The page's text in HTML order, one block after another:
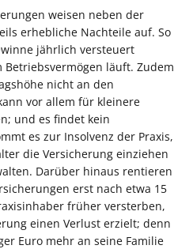
weisen neben der
erhebliche Nachteile auf. So
jährlich versteuert
läuft. Zudem
nicht an den
vor allem für kleinere
und es findet kein
es zur Insolvenz der Praxis,
die Versicherung einziehen
Darüber hinaus rentieren
erst nach etwa 15
früher versterben,
einen Verlust erzielt; denn
Euro mehr an seine Familie